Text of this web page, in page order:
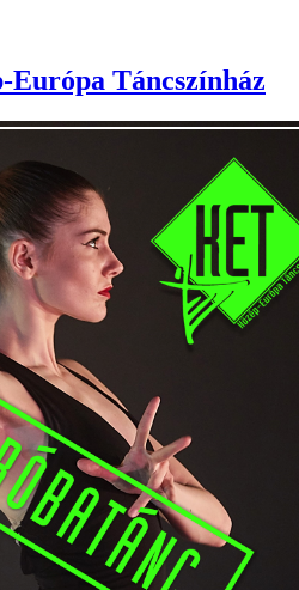
Európa Táncszínház